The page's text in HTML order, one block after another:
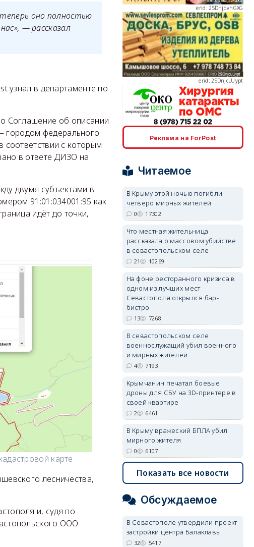
оно полностью
— рассказал
узнал в департаменте по
Соглашение об описании
городом федерального
с которым
в ответе ДИЗО на
двумя субъектами в
91:01:034001:95 как
идёт до точки,
карте
лесничества,
и, судя по
ООО
erid: 2SDnjcLUypt
erid: 2SDnjcrDNw6
erid: 2SDnjdPjgYS
erid: 2SDnjdvhGXG
Реклама на ForPost
Читаемое
В Крыму этой ночью погибли
четверо мирных жителей
0 17302
Что местная жительница
рассказала о массовом убийстве
в севастопольском селе
21 10269
На фоне ресторанного кризиса в
одном из лучших мест
Севастополя открылся бар-
бистро
13 7268
В севастопольском селе
военнослужащий убил военного
и мирных жителей
4 7193
Крымчанин печатал боевые
дроны для СБУ на 3D-принтере в
своей квартире
2 6461
В Крыму вражеский БПЛА убил
мирного жителя
0 6107
Показать все новости
Обсуждаемое
В Севастополе утвердили проект
застройки центра Балаклавы
32 5417